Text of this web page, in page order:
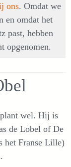
ons. Omdat we
en omdat het
past, hebben
opgenomen.
wel. Hij is
de Lobel of De
het Franse Lille)